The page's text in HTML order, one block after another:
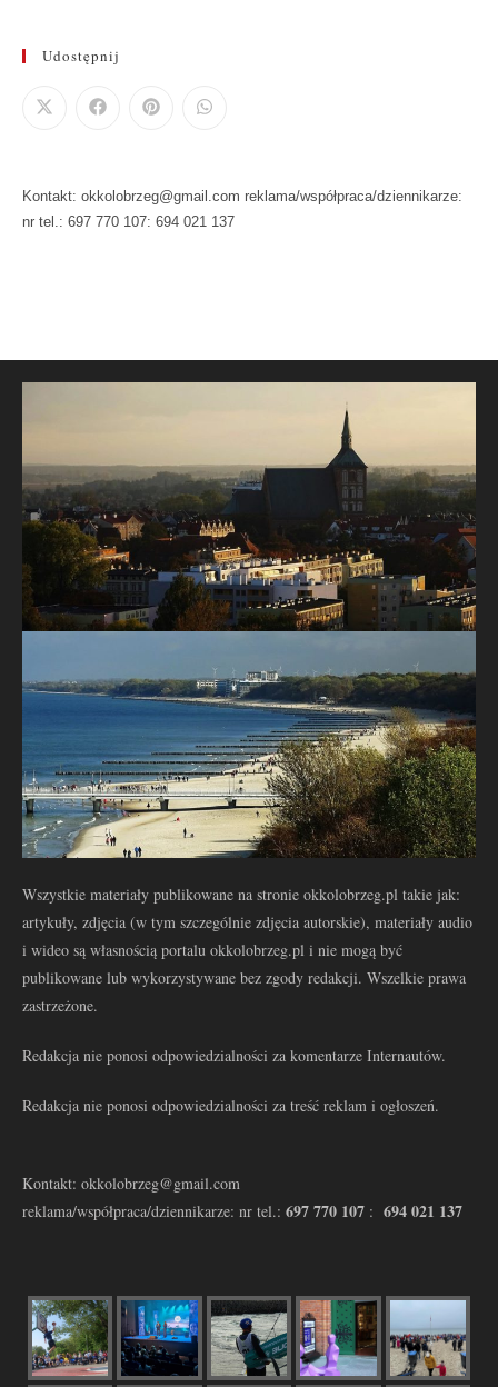
Udostępnij
Kontakt: okkolobrzeg@gmail.com reklama/współpraca/dziennikarze:
nr tel.: 697 770 107: 694 021 137
Wszystkie materiały publikowane na stronie okkolobrzeg.pl takie jak:
artykuły, zdjęcia (w tym szczególnie zdjęcia autorskie), materiały audio
i wideo są własnością portalu okkolobrzeg.pl i nie mogą być
publikowane lub wykorzystywane bez zgody redakcji. Wszelkie prawa
zastrzeżone.
Redakcja nie ponosi odpowiedzialności za komentarze Internautów.
Redakcja nie ponosi odpowiedzialności za treść reklam i ogłoszeń.
Kontakt: okkolobrzeg@gmail.com
reklama/współpraca/dziennikarze: nr tel.: 697 770 107 : 694 021 137